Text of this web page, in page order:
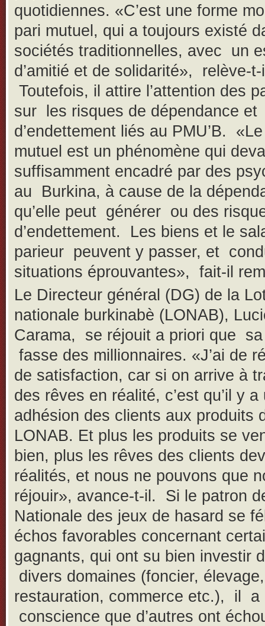
quotidiennes. «C’est une forme
pari mutuel, qui a toujours existé
sociétés traditionnelles, avec un
d’amitié et de solidarité», relève-t-
Toutefois, il attire l’attention des
sur les risques de dépendance et
d’endettement liés au PMU’B.
mutuel est un phénomène qui
suffisamment encadré par des
au Burkina, à cause de la
qu’elle peut générer ou des
d’endettement. Les biens et le
parieur peuvent y passer, et
situations éprouvantes», fait-il
Le Directeur général (DG) de la
nationale burkinabè (LONAB),
Carama, se réjouit a priori que
fasse des millionnaires. «J’ai de
de satisfaction, car si on arrive à
des rêves en réalité, c’est qu’il y
adhésion des clients aux produits
LONAB. Et plus les produits se
bien, plus les rêves des clients
réalités, et nous ne pouvons que
réjouir», avance-t-il. Si le patron
Nationale des jeux de hasard se
échos favorables concernant
gagnants, qui ont su bien investir
divers domaines (foncier, élevage,
restauration, commerce etc.), il a
conscience que d’autres ont